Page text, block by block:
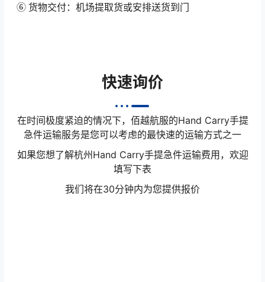
⑥ 货物交付：机场提取货或安排送货到门
快速询价
在时间极度紧迫的情况下，佰越航服的Hand Carry手提
急件运输服务是您可以考虑的最快速的运输方式之一
如果您想了解杭州Hand Carry手提急件运输费用，欢迎
填写下表
我们将在30分钟内为您提供报价